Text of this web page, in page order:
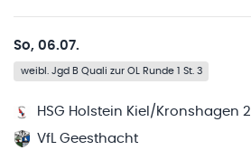
So, 06.07.
weibl. Jgd B Quali zur OL Runde 1 St. 3
HSG Holstein Kiel/Kronshagen 2
VfL Geesthacht